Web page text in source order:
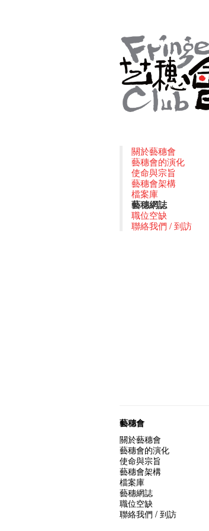
關於藝穗會
藝穗會的演化
使命與宗旨
藝穗會架構
檔案庫
藝穗網誌
職位空缺
聯絡我們 / 到訪
藝穗會
關於藝穗會
藝穗會的演化
使命與宗旨
藝穗會架構
檔案庫
藝穗網誌
職位空缺
聯絡我們 / 到訪